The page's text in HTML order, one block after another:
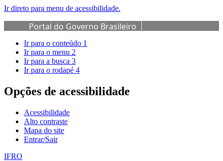
Ir direto para menu de acessibilidade.
Portal do Governo Brasileiro
Ir para o conteúdo 1
Ir para o menu 2
Ir para a busca 3
Ir para o rodapé 4
Opções de acessibilidade
Acessibilidade
Alto contraste
Mapa do site
Entrar/Sair
IFRO